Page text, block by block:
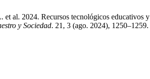
et al. 2024. Recursos tecnológicos
y Sociedad. 21, 3 (ago. 2024), 1250–1259.